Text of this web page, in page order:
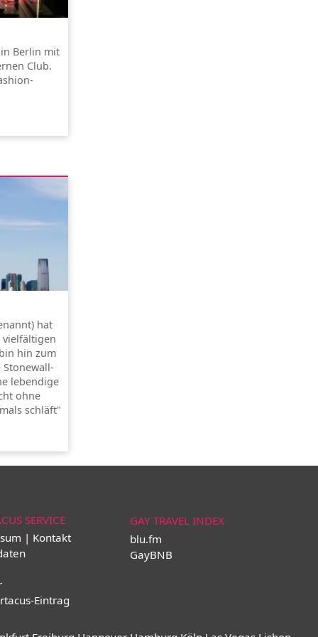
Berlin mit
Club.
hat
vielfältigen
hin zum
lebendige
ohne
schläft"
SERVICE
| Kontakt
Eintrag
GAY TRAVEL INDEX
blu.fm
GayBNB